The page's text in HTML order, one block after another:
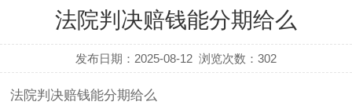
法院判决赔钱能分期给么
发布日期：2025-08-12 浏览次数：302
法院判决赔钱能分期给么